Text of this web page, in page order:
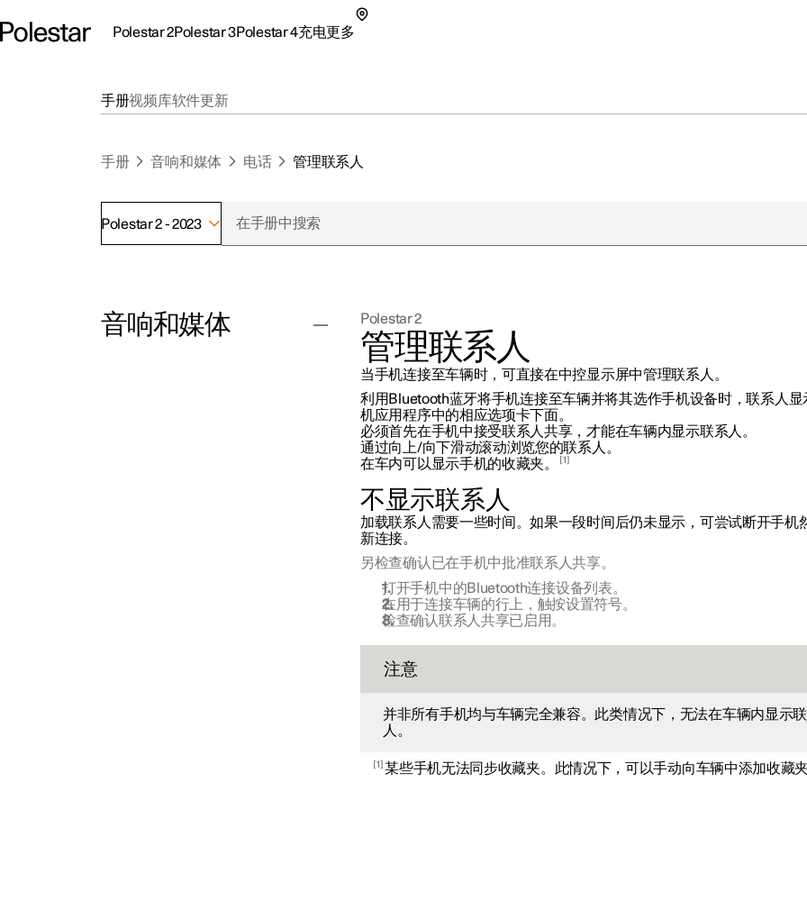
Polestar 2Polestar 3Polestar 4充电更多
探索Polestar 3
新闻
注册新闻简报
（在新窗口中打开）
手册视频库软件更新
手册 音响和媒体 电话 管理联系人
Polestar 2 - 2023
音响和媒体 Polestar 2
管理联系人
当手机连接至车辆时，可直接在中控显示屏中管理联系人。
利用Bluetooth蓝牙将手机连接至车辆并将其选作手机设备时，联系人显
机应用程序中的相应选项卡下面。
必须首先在手机中接受联系人共享，才能在车辆内显示联系人。
通过向上/向下滑动滚动浏览您的联系人。
在车内可以显示手机的收藏夹。
1
不显示联系人
加载联系人需要一些时间。如果一段时间后仍未显示，可尝试断开手机
新连接。
另检查确认已在手机中批准联系人共享。
打开手机中的Bluetooth连接设备列表。
在用于连接车辆的行上，触按设置符号。
检查确认联系人共享已启用。
注意
并非所有手机均与车辆完全兼容。此类情况下，无法在车辆内显示
人。
1 某些手机无法同步收藏夹。此情况下，可以手动向车辆中添加收藏夹